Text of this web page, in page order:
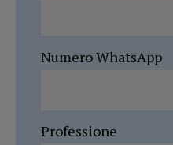
Numero WhatsApp
Professione